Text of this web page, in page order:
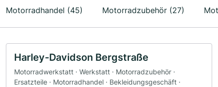
Motorradhandel (45) Motorradzubehör (27)
Harley-Davidson Bergstraße
Motorradwerkstatt · Werkstatt · Motorradzubehör ·
Ersatzteile · Motorradhandel · Bekleidungsgeschäft ·